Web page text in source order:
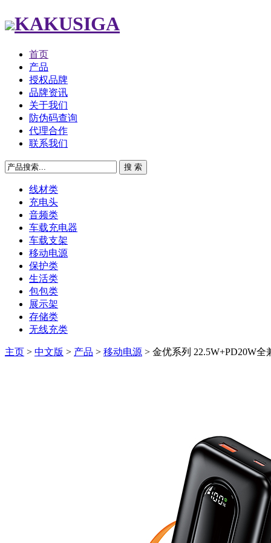
KAKUSIGA
首页
产品
授权品牌
品牌资讯
关于我们
防伪码查询
代理合作
联系我们
线材类
充电头
音频类
车载充电器
车载支架
移动电源
保护类
生活类
包包类
展示架
存储类
无线充类
主页 > 中文版 > 产品 > 移动电源 > 金优系列 22.5W+PD20W